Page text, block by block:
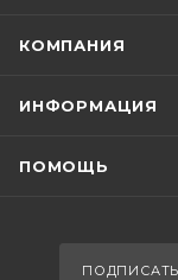
КОМПАНИЯ
ИНФОРМАЦИЯ
ПОМОЩЬ